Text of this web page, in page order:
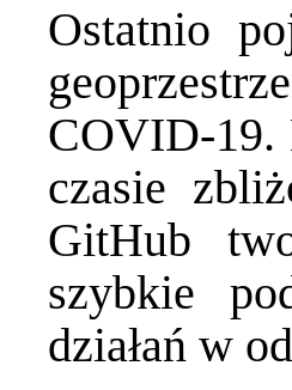
Ostatnio
COVID-19.
czasie
GitHub
szybkie
działań w